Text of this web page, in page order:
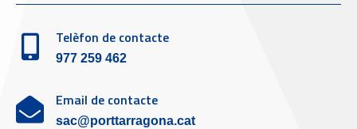
Telèfon de contacte
977 259 462
Email de contacte
sac@porttarragona.cat